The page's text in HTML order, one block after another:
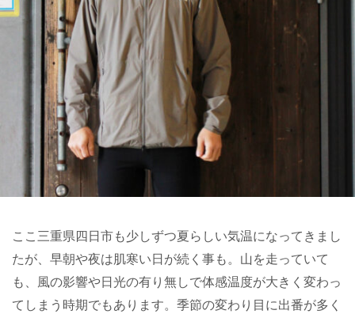
ここ三重県四日市も少しずつ夏らしい気温になってきまし
たが、早朝や夜は肌寒い日が続く事も。山を走っていて
も、風の影響や日光の有り無しで体感温度が大きく変わっ
てしまう時期でもあります。季節の変わり目に出番が多く